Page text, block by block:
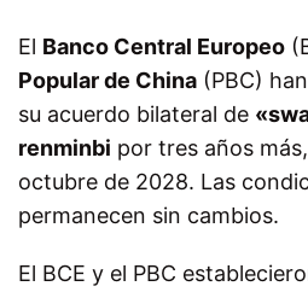
El Banco Central Europeo
Popular de China (PBC)
su acuerdo bilateral de
renminbi por tres años
octubre de 2028. Las
permanecen sin cambios.
El BCE y el PBC